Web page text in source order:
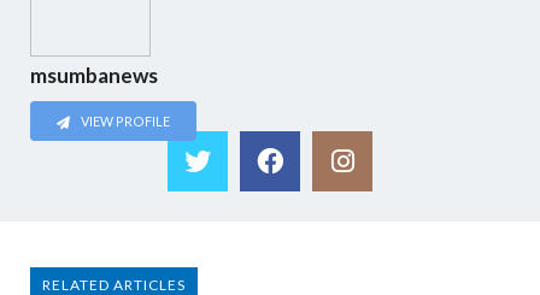
msumbanews
VIEW PROFILE
RELATED ARTICLES